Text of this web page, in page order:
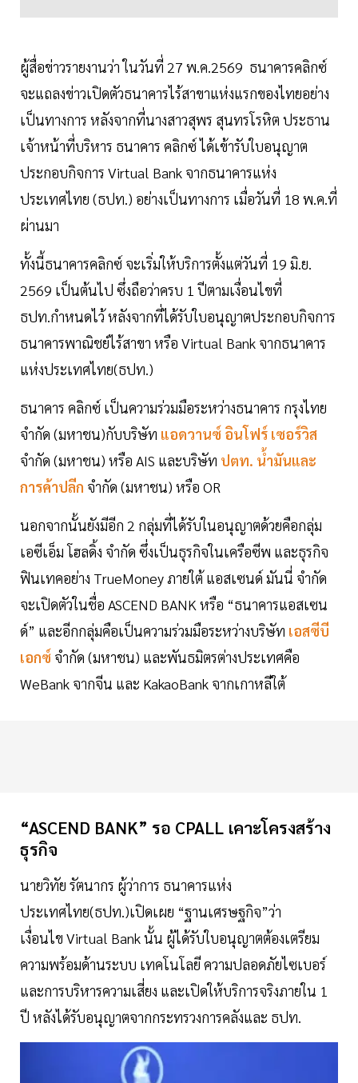
ผู้สื่อข่าวรายงานว่า ในวันที่ 27 พ.ค.2569 ธนาคารคลิกซ์
จะแถลงข่าวเปิดตัวธนาคารไร้สาขาแห่งแรกของไทยอย่าง
เป็นทางการ หลังจากที่นางสาวสุพร สุนทรโรหิต ประธาน
เจ้าหน้าที่บริหาร ธนาคาร คลิกซ์ ได้เข้ารับใบอนุญาต
ประกอบกิจการ Virtual Bank จากธนาคารแห่ง
ประเทศไทย (ธปท.) อย่างเป็นทางการ เมื่อวันที่ 18 พ.ค.ที่
ผ่านมา
ทั้งนี้ธนาคารคลิกซ์ จะเริ่มให้บริการตั้งแต่วันที่ 19 มิ.ย.
2569 เป็นต้นไป ซึ่งถือว่าครบ 1 ปีตามเงื่อนไขที่
ธปท.กำหนดไว้ หลังจากที่ได้รับใบอนุญาตประกอบกิจการ
ธนาคารพาณิชย์ไร้สาขา หรือ Virtual Bank จากธนาคาร
แห่งประเทศไทย(ธปท.)
ธนาคาร คลิกซ์ เป็นความร่วมมือระหว่างธนาคาร กรุงไทย
จำกัด (มหาชน)กับบริษัท แอดวานซ์ อินโฟร์ เซอร์วิส
จำกัด (มหาชน) หรือ AIS และบริษัท ปตท. น้ำมันและ
การค้าปลีก จำกัด (มหาชน) หรือ OR
นอกจากนั้นยังมีอีก 2 กลุ่มที่ได้รับในอนุญาตด้วยคือกลุ่ม
เอซีเอ็ม โฮลดิ้ง จำกัด ซึ่งเป็นธุรกิจในเครือซีพ และธุรกิจ
ฟินเทคอย่าง TrueMoney ภายใต้ แอสเซนด์ มันนี่ จำกัด
จะเปิดตัวในชื่อ ASCEND BANK หรือ “ธนาคารแอสเซน
ด์” และอีกกลุ่มคือเป็นความร่วมมือระหว่างบริษัท เอสซีบี
เอกซ์ จำกัด (มหาชน) และพันธมิตรต่างประเทศคือ
WeBank จากจีน และ KakaoBank จากเกาหลีใต้
“ASCEND BANK” รอ CPALL เคาะโครงสร้าง
ธุรกิจ
นายวิทัย รัตนากร ผู้ว่าการ ธนาคารแห่ง
ประเทศไทย(ธปท.)เปิดเผย “ฐานเศรษฐกิจ”ว่า
เงื่อนไข Virtual Bank นั้น ผู้ได้รับใบอนุญาตต้องเตรียม
ความพร้อมด้านระบบ เทคโนโลยี ความปลอดภัยไซเบอร์
และการบริหารความเสี่ยง และเปิดให้บริการจริงภายใน 1
ปี หลังได้รับอนุญาตจากกระทรวงการคลังและ ธปท.